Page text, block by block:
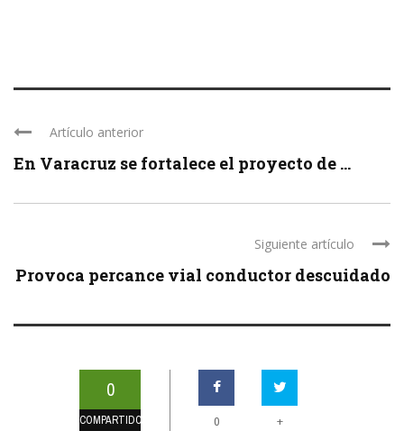
Artículo anterior
En Varacruz se fortalece el proyecto de ...
Siguiente artículo
Provoca percance vial conductor descuidado
0
COMPARTIDOS 0 +